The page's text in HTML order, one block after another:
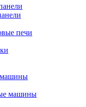
печи
машины
машины